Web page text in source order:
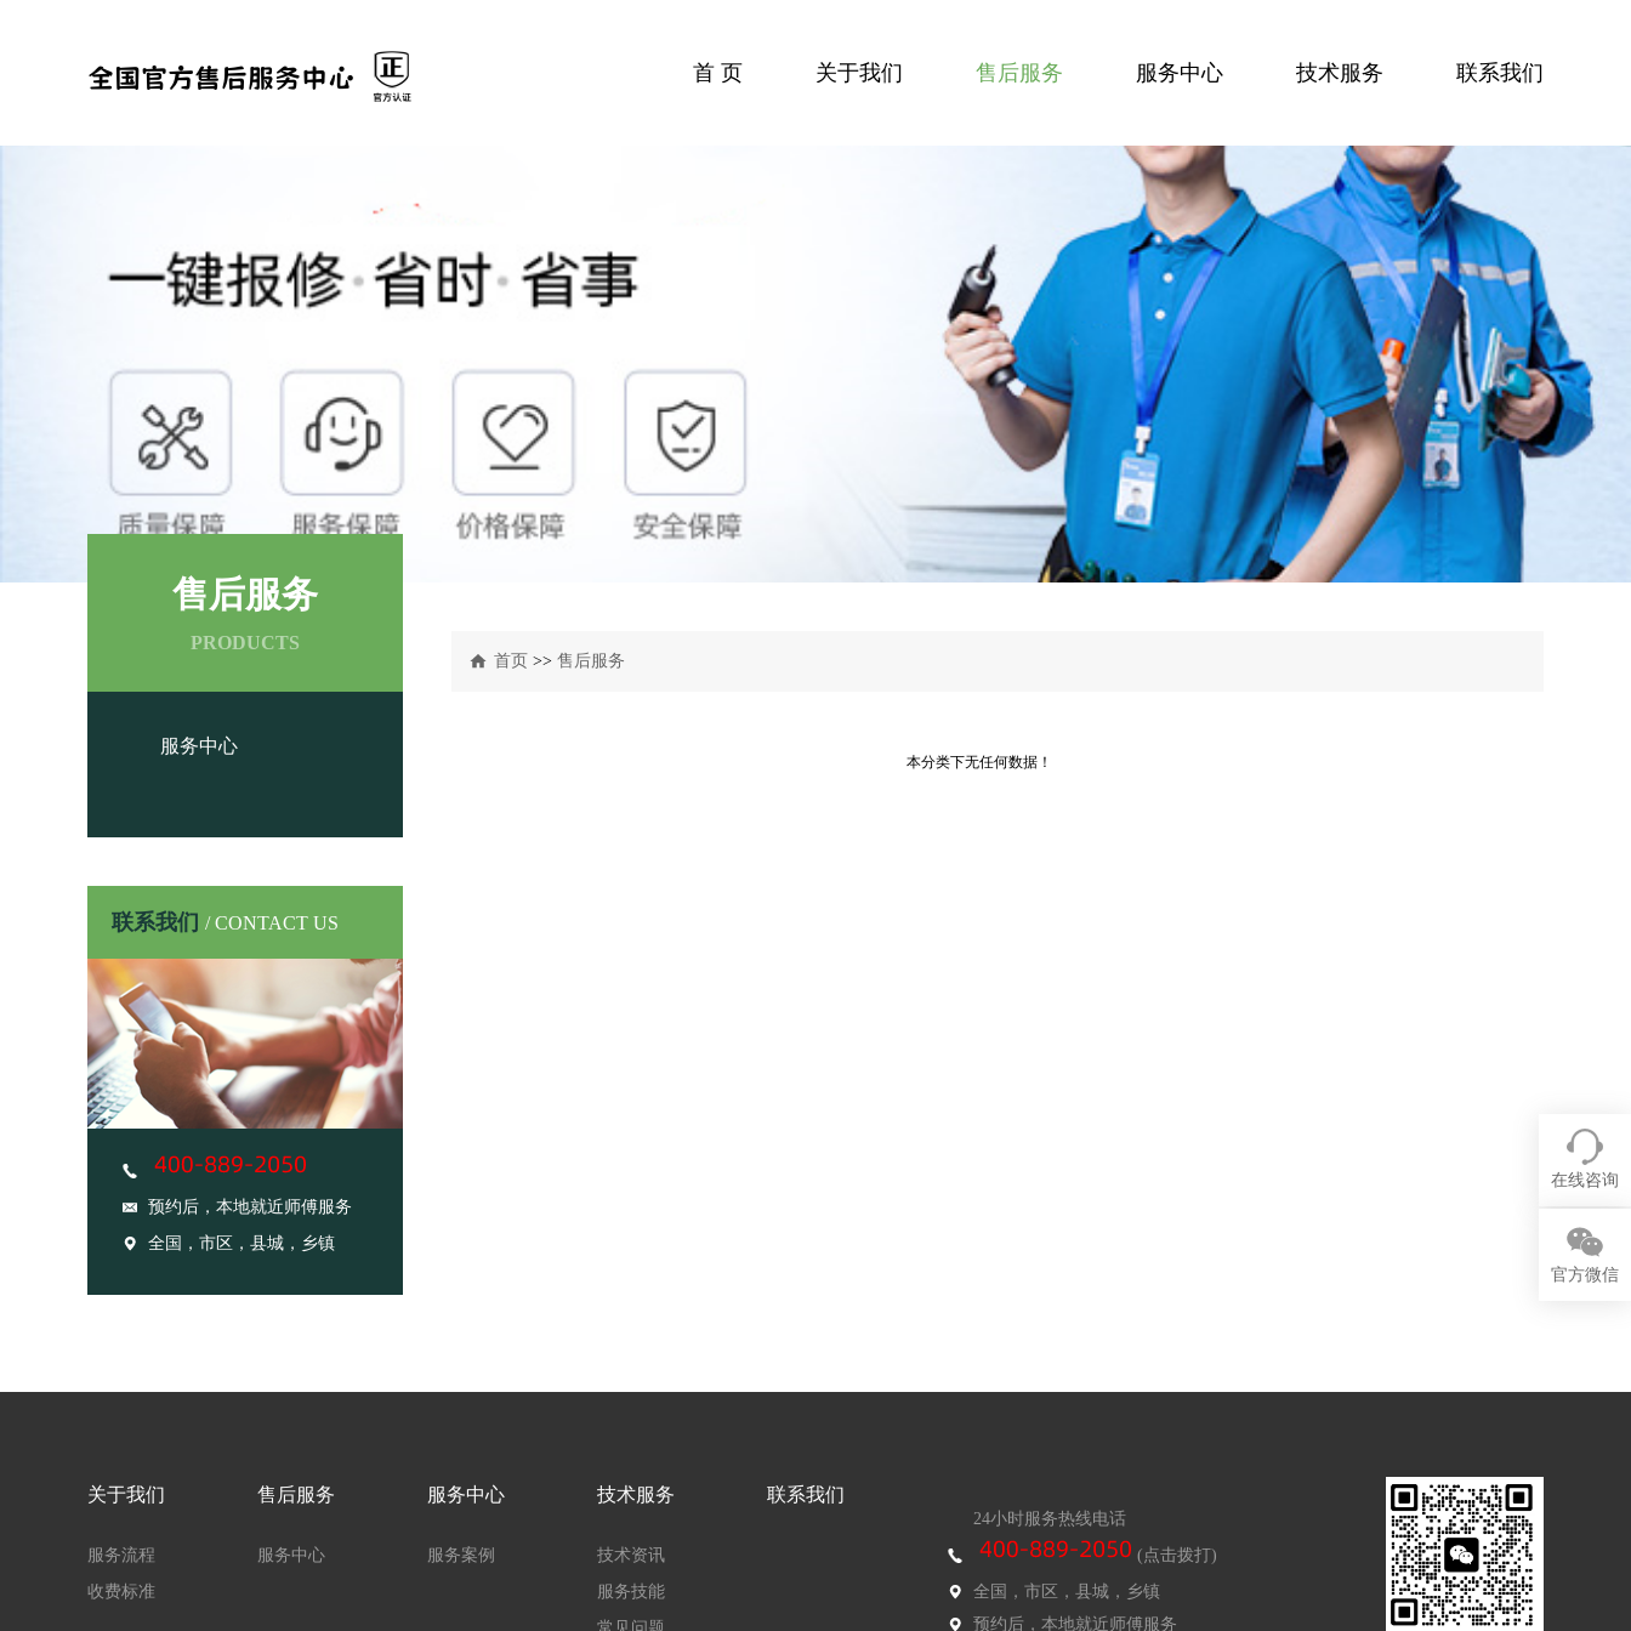
首 页 关于我们 售后服务 服务中心 技术服务 联系我们
售后服务
PRODUCTS
服务中心
联系我们 / CONTACT US
预约后，本地就近师傅服务
全国，市区，县城，乡镇
首页 >> 售后服务
本分类下无任何数据！
关于我们
服务流程
收费标准
售后服务
服务中心
服务中心
服务案例
技术服务
技术资讯
服务技能
联系我们
24小时服务热线电话
(点击拨打)
全国，市区，县城，乡镇
预约后，本地就近师傅服务
在线咨询
官方微信